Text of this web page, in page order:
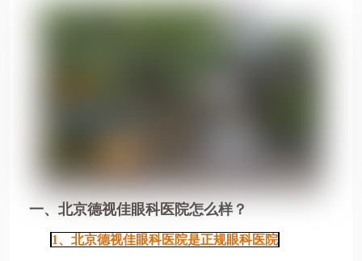
一、北京德视佳眼科医院怎么样？
1、北京德视佳眼科医院是正规眼科医院